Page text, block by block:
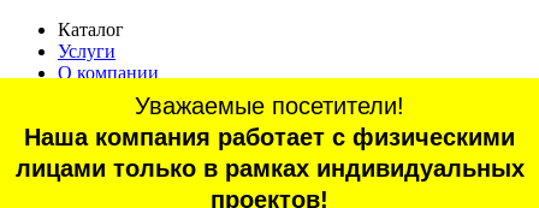
Каталог
Услуги
О компании
Статьи
Контакты
Отзывы
Уважаемые посетители!
Наша компания работает с физическими
лицами только в рамках индивидуальных
проектов!